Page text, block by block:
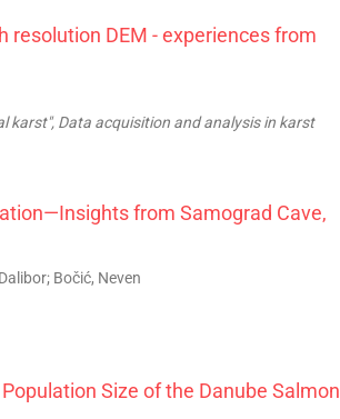
resolution DEM - experiences from
karst", Data acquisition and analysis in karst
from Samograd Cave,
Bočić, Neven
Size of the Danube Salmon